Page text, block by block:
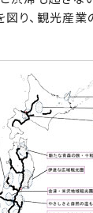
り、観光産